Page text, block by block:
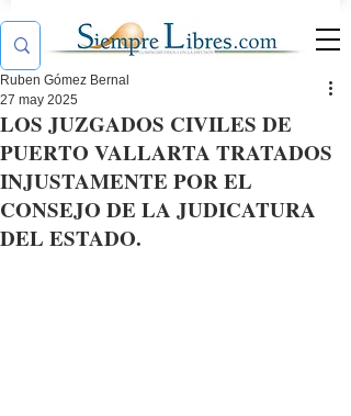
LOS JUZGADOS CIVILES DE
PUERTO VALLARTA TRATADOS
INJUSTAMENTE POR EL
CONSEJO DE LA JUDICATURA
DEL ESTADO.
Ruben Gómez Bernal
27 may 2025